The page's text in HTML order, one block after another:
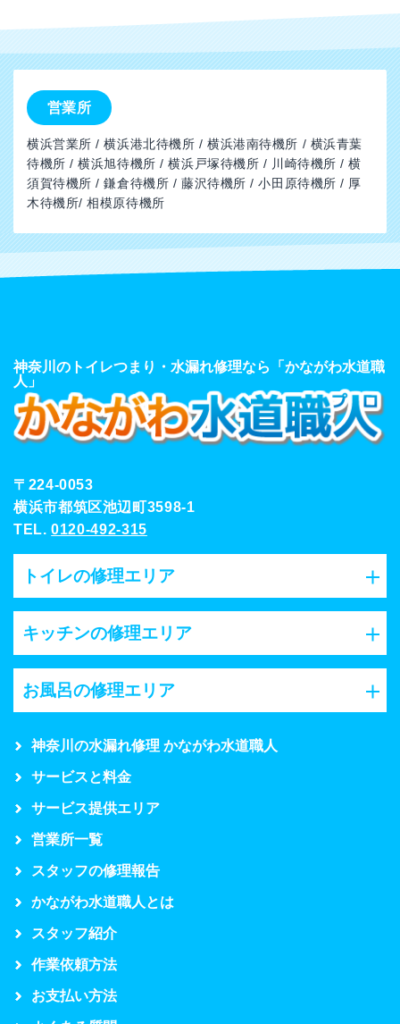
営業所
横浜営業所 / 横浜港北待機所 / 横浜港南待機所 / 横浜青葉
待機所 / 横浜旭待機所 / 横浜戸塚待機所 / 川崎待機所 / 横
須賀待機所 / 鎌倉待機所 / 藤沢待機所 / 小田原待機所 / 厚
木待機所/ 相模原待機所
神奈川のトイレつまり・水漏れ修理なら「かながわ水道職
人」
〒224-0053
横浜市都筑区池辺町3598-1
TEL.0120-492-315
トイレの修理エリア
キッチンの修理エリア
お風呂の修理エリア
神奈川の水漏れ修理 かながわ水道職人
サービスと料金
サービス提供エリア
営業所一覧
スタッフの修理報告
かながわ水道職人とは
スタッフ紹介
作業依頼方法
お支払い方法